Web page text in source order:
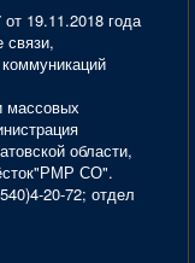
19.11.2018 года
массовых
области,
СО".
20-72; отдел